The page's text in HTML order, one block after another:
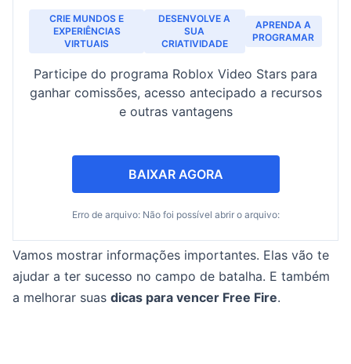
CRIE MUNDOS E
EXPERIÊNCIAS
VIRTUAIS
DESENVOLVE A
SUA
CRIATIVIDADE
APRENDA A
PROGRAMAR
Participe do programa Roblox Video Stars para
ganhar comissões, acesso antecipado a recursos
e outras vantagens
BAIXAR AGORA
Erro de arquivo: Não foi possível abrir o arquivo:
Vamos mostrar informações importantes. Elas vão te
ajudar a ter sucesso no campo de batalha. E também
a melhorar suas dicas para vencer Free Fire.